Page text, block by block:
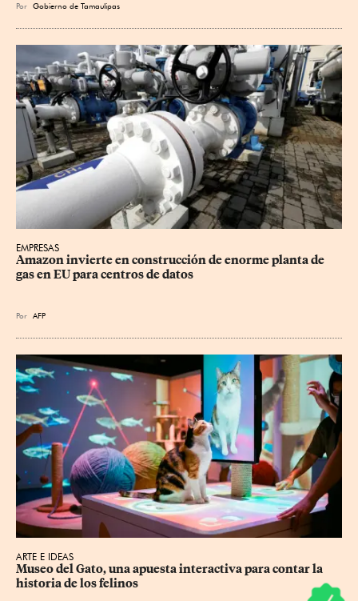
Por Gobierno de Tamaulipas
EMPRESAS
Amazon invierte en construcción de enorme planta de
gas en EU para centros de datos
Por AFP
ARTE E IDEAS
Museo del Gato, una apuesta interactiva para contar la
historia de los felinos